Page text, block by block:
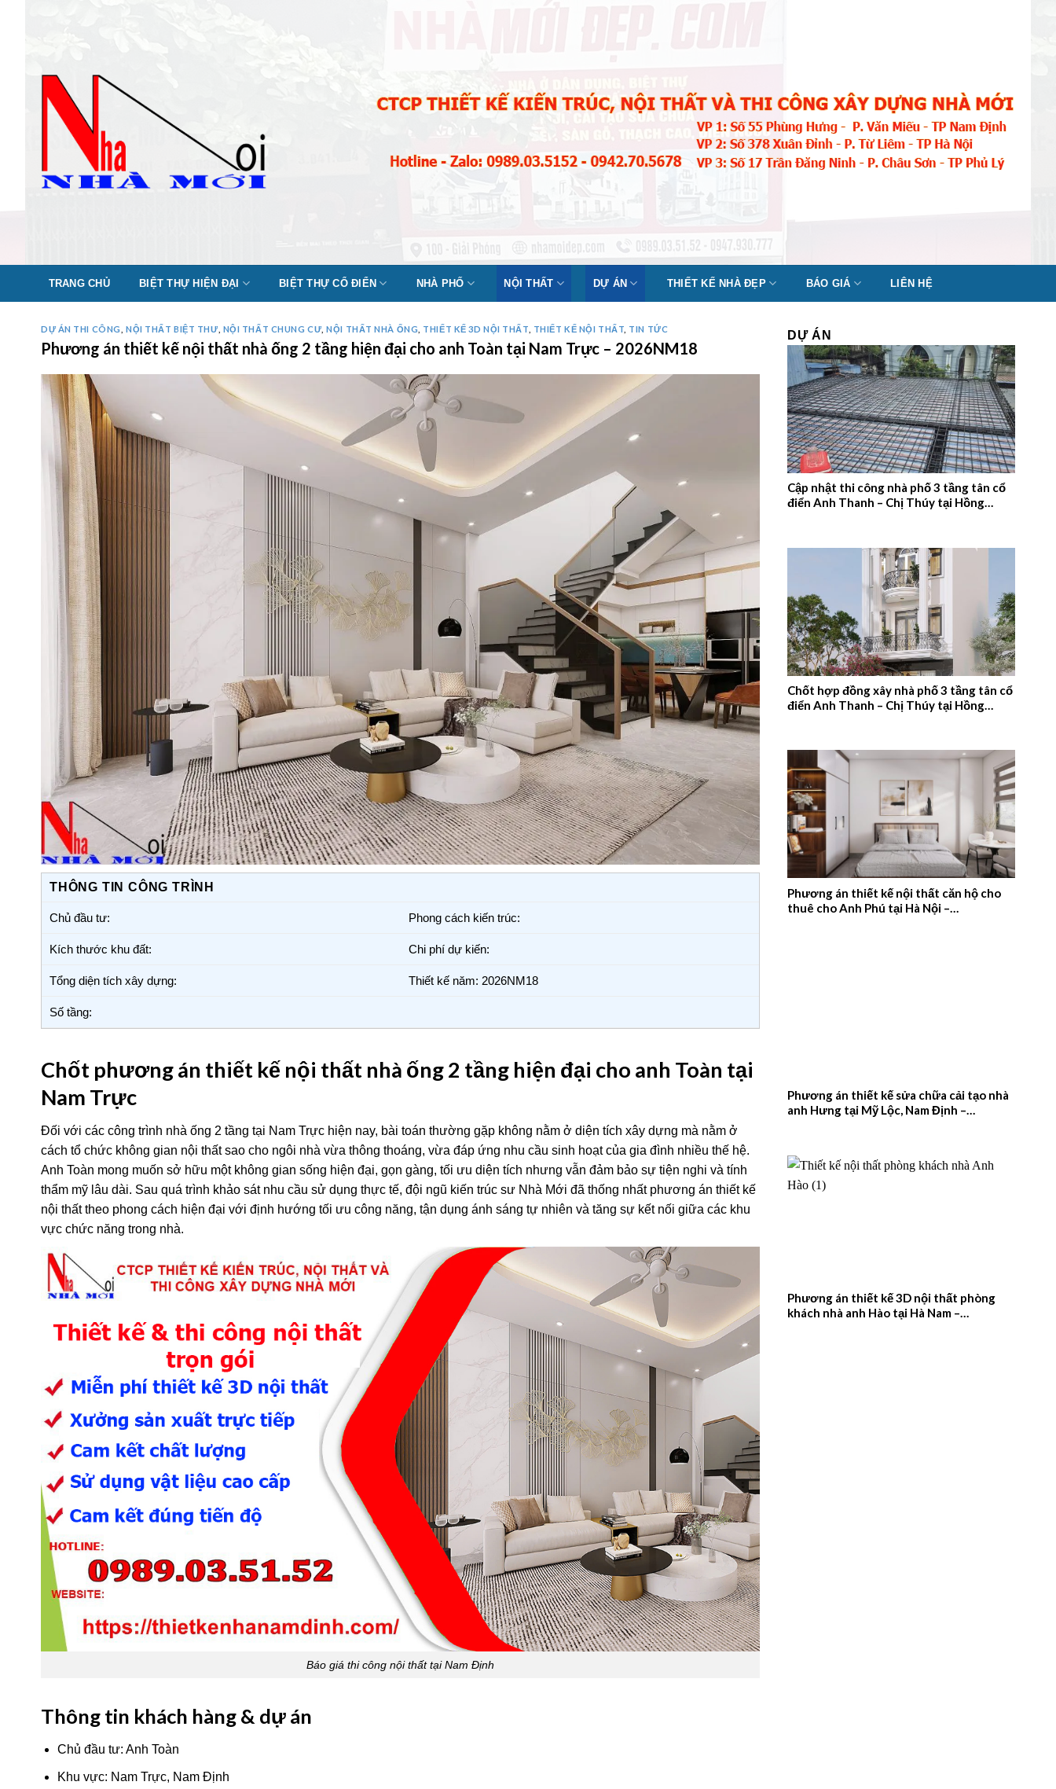
TRANG CHỦ BIỆT THỰ HIỆN ĐẠI BIỆT THỰ CỔ ĐIỂN NHÀ PHỐ NỘI THẤT DỰ ÁN THIẾT KẾ NHÀ ĐẸP BÁO GIÁ LIÊN HỆ
DỰ ÁN THI CÔNG NỘI THẤT BIỆT THƯ NỘI THẤT CHUNG CƯ ,NỘI THẤT NHÀ ỐNG THIẾT KẾ 3D NỘI THẤT THIẾT KẾ NỘI THẤT TIN TỨC
Phương án thiết kế nội thất nhà ống 2 tầng hiện đại cho anh Toàn tại Nam Trực – 2026NM18
THÔNG TIN CÔNG TRÌNH
Chủ đầu tư: Phong cách kiến trúc:
Kích thước khu đất: Chi phí dự kiến:
Tổng diện tích xây dựng: Thiết kế năm: 2026NM18
Số tầng:
Chốt phương án thiết kế nội thất nhà ống 2 tầng hiện đại cho anh Toàn tại
Nam Trực
Đối với các công trình nhà ống 2 tầng tại Nam Trực hiện nay, bài toán thường gặp không nằm ở diện tích xây dựng mà nằm ở
cách tổ chức không gian nội thất sao cho ngôi nhà vừa thông thoáng, vừa đáp ứng nhu cầu sinh hoạt của gia đình nhiều thế hệ.
Anh Toàn mong muốn sở hữu một không gian sống hiện đại, gọn gàng, tối ưu diện tích nhưng vẫn đảm bảo sự tiện nghi và tính
thẩm mỹ lâu dài. Sau quá trình khảo sát nhu cầu sử dụng thực tế, đội ngũ kiến trúc sư Nhà Mới đã thống nhất phương án thiết kế
nội thất theo phong cách hiện đại với định hướng tối ưu công năng, tận dụng ánh sáng tự nhiên và tăng sự kết nối giữa các khu
vực chức năng trong nhà.
Báo giá thi công nội thất tại Nam Định
Thông tin khách hàng & dự án
Chủ đầu tư: Anh Toàn
Khu vực: Nam Trực, Nam Định
DỰ ÁN
Cập nhật thi công nhà phố 3 tầng tân cổ
điển Anh Thanh – Chị Thúy tại Hồng
Chốt hợp đồng xây nhà phố 3 tầng tân cổ
điển Anh Thanh – Chị Thúy tại Hồng
Phương án thiết kế nội thất căn hộ cho
thuê cho Anh Phú tại Hà Nội –
Phương án thiết kế sửa chữa cải tạo nhà
anh Hưng tại Mỹ Lộc, Nam Định –
Phương án thiết kế 3D nội thất phòng
khách nhà anh Hào tại Hà Nam –